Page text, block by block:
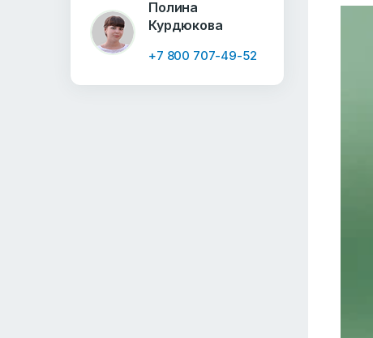
Полина
Курдюкова
+7 800 707-49-52